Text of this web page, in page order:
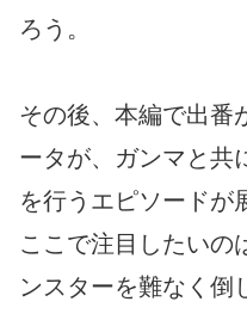
ろう。
その後、本編で出番
ータが、ガンマと共
を行うエピソードが
ここで注目したいの
ンスターを難なく倒